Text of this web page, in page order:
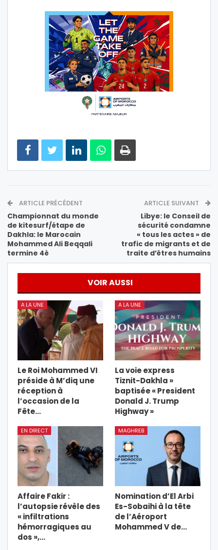
ARTICLE PRÉCÉDENT
Championnat du monde
de kitesurf/étape de
Dakhla: le Marocain
Mohammed Ali Beqqali
termine 4è
ARTICLE SUIVANT
Libye: le Conseil de
sécurité condamne
« tous les actes » de
trafic de migrants et de
traite d’êtres humains
VOIR AUSSI
A LA UNE
Le Roi Mohammed VI
préside à M’diq une
réception à
l’occasion de la
Fête…
A LA UNE
La voie express
Tiznit-Dakhla »
baptisée « President
Donald J. Trump
Highway »
EN DIRECT
Affaire Fakir :
l’autopsie révèle des
« infiltrations
hémorragiques au
dos »,…
MAGHREB
Nomination d’El Arbi
Es-Sobaihi à la tête
de l’Aéroport
Mohammed V de…